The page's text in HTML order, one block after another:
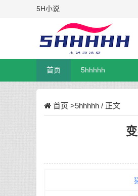
5H小说
首页 5hhhhh
首页 >5hhhhh / 正文